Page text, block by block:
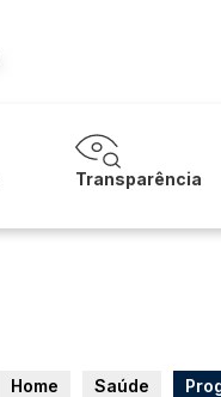
Transparência
Home Saúde